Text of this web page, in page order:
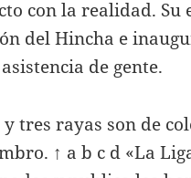
con la realidad. Su
del Hincha e
de gente.
tres rayas son de
↑ a b c d «La